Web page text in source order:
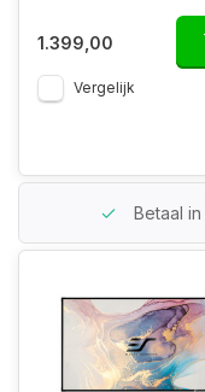
1.399,00
Vergelijk
Betaal in